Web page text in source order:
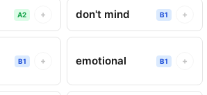
A2 + don't mind B1 +
B1 + emotional B1 +